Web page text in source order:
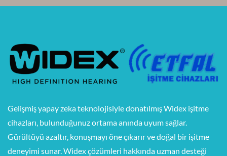
Gelişmiş yapay zeka teknolojisiyle donatılmış Widex işitme
cihazları, bulunduğunuz ortama anında uyum sağlar.
Gürültüyü azaltır, konuşmayı öne çıkarır ve doğal bir işitme
deneyimi sunar. Widex çözümleri hakkında uzman desteği